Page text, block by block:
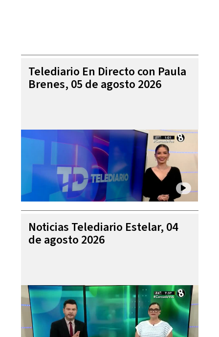
Telediario En Directo con Paula
Brenes, 05 de agosto 2026
Noticias Telediario Estelar, 04
de agosto 2026